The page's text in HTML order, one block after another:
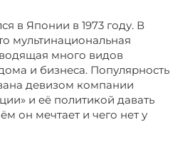
в Японии в 1973 году. В
мультинациональная
много видов
и бизнеса. Популярность
девизом компании
и её политикой давать
он мечтает и чего нет у